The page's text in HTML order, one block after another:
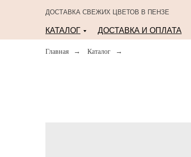
ДОСТАВКА СВЕЖИХ ЦВЕТОВ В ПЕНЗЕ
КАТАЛОГ ДОСТАВКА И ОПЛАТА
Главная → Каталог →